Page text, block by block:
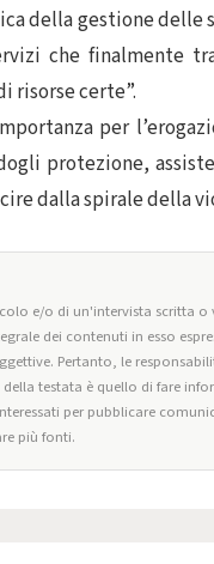
della gestione delle
che finalmente
risorse certe”.
per
protezione,
dalla spirale della
e/o di un'intervista scritta
dei contenuti in esso
Pertanto, le
testata è quello di fare
per pubblicare
più fonti.